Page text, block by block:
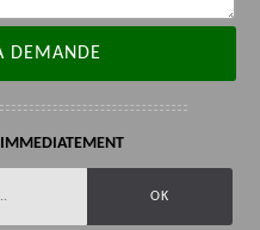
IMMEDIATEMENT